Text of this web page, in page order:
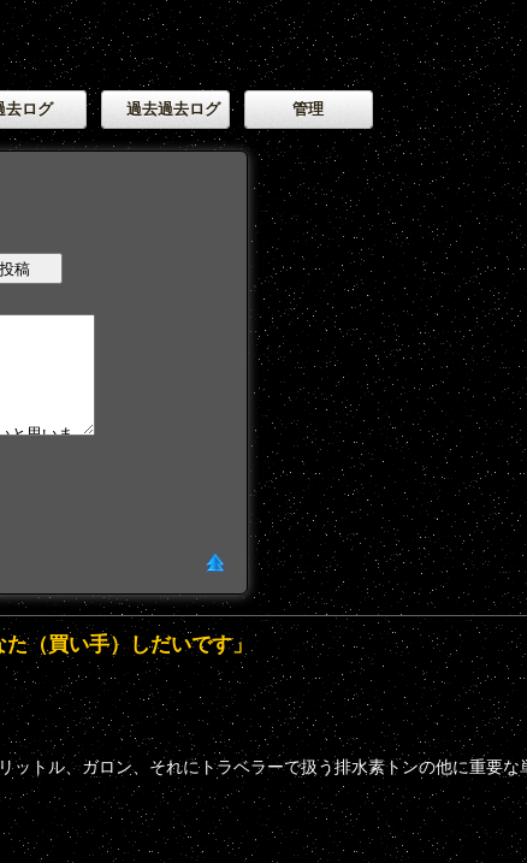
去ログ 過去過去ログ 管理
（買い手）しだいです」
トル、ガロン、それにトラベラーで扱う排水素トンの他に重要な